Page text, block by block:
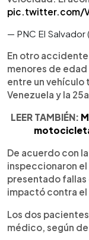
pic.twitter.com/
— PNC El Salvador
En otro
menores de
entre un vehículo
Venezuela y la
LEER TAMBIÉN:
De acuerdo con
inspeccionaron
presentado fallas
impactó contra
Los dos
médico, según